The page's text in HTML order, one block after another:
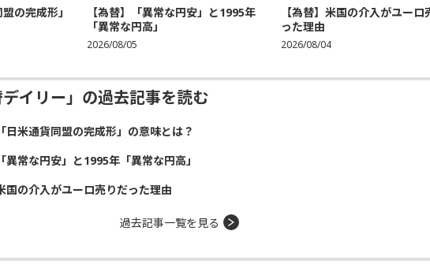
の完成形」
【為替】「異常な円安」と1995年
「異常な円高」
2026/08/05
【為替】米国の介入がユーロ
った理由
2026/08/04
デイリー」の過去記事を読む
日米通貨同盟の完成形」の意味とは？
異常な円安」と1995年「異常な円高」
国の介入がユーロ売りだった理由
過去記事一覧を見る